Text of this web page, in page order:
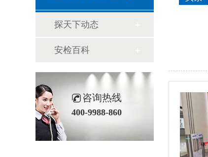
探天下动态
安检百科
咨询热线
400-9988-860